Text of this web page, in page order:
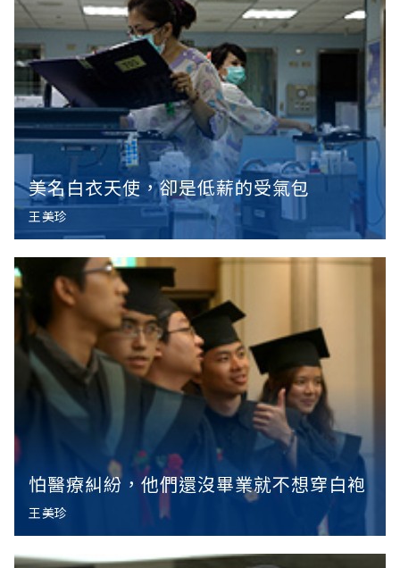
美名白衣天使，卻是低薪的受氣包
王美珍
怕醫療糾紛，他們還沒畢業就不想穿白袍
王美珍